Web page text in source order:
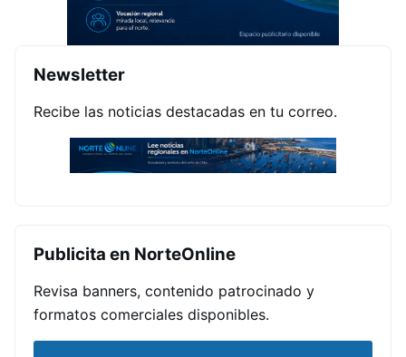
Newsletter
Recibe las noticias destacadas en tu correo.
Publicita en NorteOnline
Revisa banners, contenido patrocinado y
formatos comerciales disponibles.